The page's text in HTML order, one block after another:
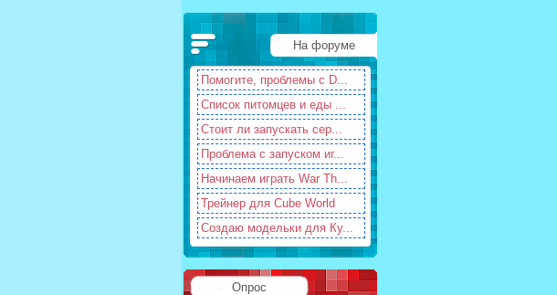
На форуме
Помогите, проблемы с D...
Список питомцев и еды ...
Стоит ли запускать сер...
Проблема с запуском иг...
Начинаем играть War Th...
Трейнер для Cube World
Создаю модельки для Ку...
Опрос